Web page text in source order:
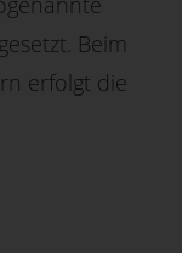
Beim
erfolgt die